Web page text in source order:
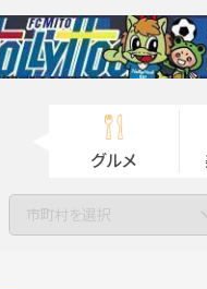
グルメ
市町村を選択